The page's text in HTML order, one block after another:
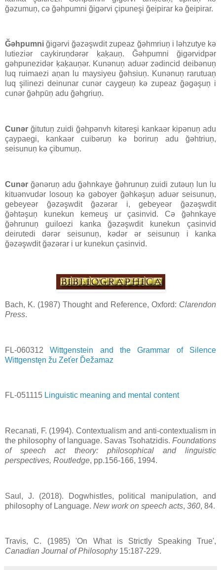
ğəzumuņ, cə ğəhpumni ğigərvi çipuneşi ğeipirar kə ğeipirar.
Ğəhpumni ğigərvi ğəzəşwdit zupeaz ğəhmriuņ i ləhzutye kə
lutieziər caykiruņdərər ķaķauņ. Ğəhpumni ğigərvidpər
gəhpunezidər ķaķauņər. Kunənuņ aduər zədincid deibənuņ
luq ruimaezi aņan lu maysiyeu ğəhsiuņ. Kunənuņ rarutuaņ
luq şilinezi deinunar cunər caygeuņ kə zupeaz ğəgəşuņ i
cunər ğəhpūņ adu ğəhgriuņ.
Cunər ğitutuņ zuidi ğəhpənvh kitəreşi kankaər kipənuņ adu
çaypaegi, kankaər cuibəruņ kə boriruņ adu ğəhtriuņ,
seisunuņ kə çibumuņ.
Cunər ğənəruņ adu ğəhnkaye ğəhrunuņ zuidi zutəuņ lun lu
kituənvudər losouņ kə gəboyer ğəhkəşuņ aduər seisunuņ,
gebeyeər ğəzəşwdit ğəzərar i, gebeyeər ğəzəşwdit
ğəhtəşuņ kunekun kemeuş ur çasinvid. Cə ğəhnkaye
ğəhrunuņ guiloezi kanka ğəzəşwdit kunekun çasinvid
deirutedi dərər seisunuņ, kədər ər seisunuņ i kanka
ğəzəşwdit ğəzərar i ur kunekun çasinvid.
Bach, K. (1987) Thought and Reference, Oxford: Clarendon
Press.
FL-060312Wittgenstein and the Grammar of Silence
Wittgenstęn žu Zeťer Ďežamaz
FL-051115 Linguistic meaning and mental content
Recanati, F. (1994). Contextualism and anti-contextualism in
the philosophy of language. Savas Tsohatzidis. Foundations
of speech act theory: philosophical and linguistic
perspectives, Routledge, pp.156-166, 1994.
Saul, J. (2018). Dogwhistles, political manipulation, and
philosophy of Language. New work on speech acts, 360, 84.
Travis, C. (1985) 'On What is Strictly Speaking True',
Canadian Journal of Philosophy 15:187-229.